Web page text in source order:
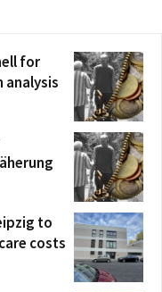
for
analysis
to
costs